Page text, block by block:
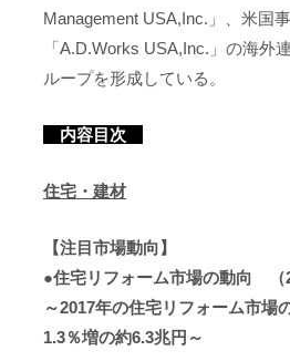
Management USA,Inc.」、米国
「A.D.Works USA,Inc.」の海外
ループを形成している。
内容目次
住宅・建材
【注目市場動向】
●住宅リフォーム市場の動向 （2
～2017年の住宅リフォーム市場
1.3％増の約6.3兆円～